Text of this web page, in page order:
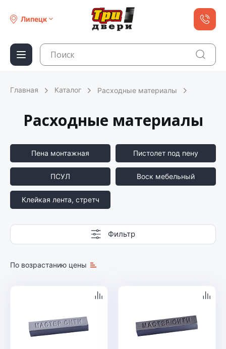
Липецк
Главная Каталог Расходные материалы
Расходные материалы
Пена монтажная Пистолет под пену
ПСУЛ Воск мебельный
Клейкая лента, стретч
Фильтр
По возрастанию цены